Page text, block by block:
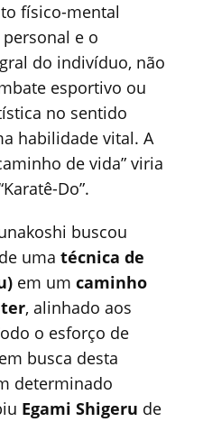
físico-mental
e o
do indivíduo, não
esportivo ou
no sentido
habilidade vital. A
de vida” viria
Do”.
buscou
uma técnica de
em um caminho
, alinhado aos
o esforço de
busca desta
determinado
Egami Shigeru de